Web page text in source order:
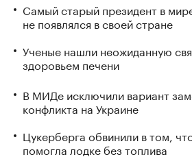
Самый старый президент в
не появлялся в своей стране
Ученые нашли неожиданную
здоровьем печени
В МИДе исключили вариант
конфликта на Украине
Цукерберга обвинили в том,
помогла лодке без топлива